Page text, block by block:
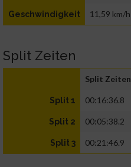
Geschwindigkeit 11,59 km/h
Split Zeiten
Split Zeiten
Split 1 00:16:36.8
Split 2 00:05:38.2
Split 3 00:21:46.9